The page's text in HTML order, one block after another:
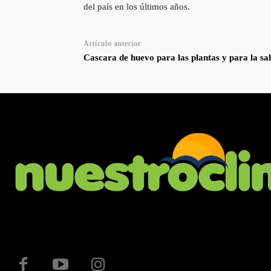
del país en los últimos años.
Artículo anterior
Cascara de huevo para las plantas y para la